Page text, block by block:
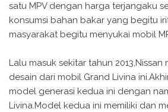
satu MPV dengan harga terjangaku
konsumsi bahan bakar yang begitu
masyarakat begitu menyukai mobil
Lalu masuk sekitar tahun
desain dari mobil Grand Livina
model generasi kedua ini dengan
Livina.Model kedua ini memiliki dan